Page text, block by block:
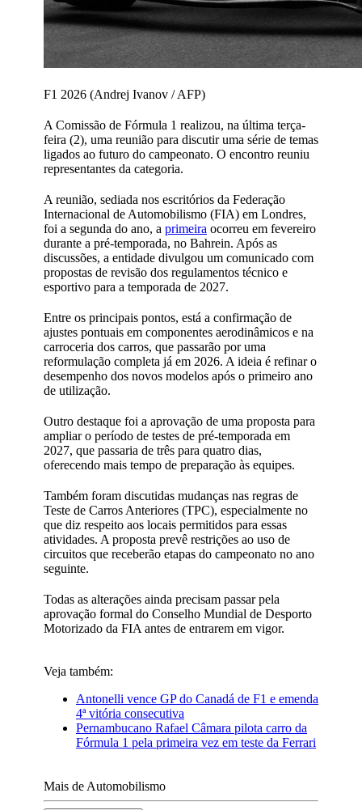
F1 2026 (Andrej Ivanov / AFP)
A Comissão de Fórmula 1 realizou, na última terça-
feira (2), uma reunião para discutir uma série de temas
ligados ao futuro do campeonato. O encontro reuniu
representantes da categoria.
A reunião, sediada nos escritórios da Federação
Internacional de Automobilismo (FIA) em Londres,
foi a segunda do ano, a primeira ocorreu em fevereiro
durante a pré-temporada, no Bahrein. Após as
discussões, a entidade divulgou um comunicado com
propostas de revisão dos regulamentos técnico e
esportivo para a temporada de 2027.
Entre os principais pontos, está a confirmação de
ajustes pontuais em componentes aerodinâmicos e na
carroceria dos carros, que passarão por uma
reformulação completa já em 2026. A ideia é refinar o
desempenho dos novos modelos após o primeiro ano
de utilização.
Outro destaque foi a aprovação de uma proposta para
ampliar o período de testes de pré-temporada em
2027, que passaria de três para quatro dias,
oferecendo mais tempo de preparação às equipes.
Também foram discutidas mudanças nas regras de
Teste de Carros Anteriores (TPC), especialmente no
que diz respeito aos locais permitidos para essas
atividades. A proposta prevê restrições ao uso de
circuitos que receberão etapas do campeonato no ano
seguinte.
Todas as alterações ainda precisam passar pela
aprovação formal do Conselho Mundial de Desporto
Motorizado da FIA antes de entrarem em vigor.
Veja também:
Antonelli vence GP do Canadá de F1 e emenda
4ª vitória consecutiva
Pernambucano Rafael Câmara pilota carro da
Fórmula 1 pela primeira vez em teste da Ferrari
Mais de Automobilismo